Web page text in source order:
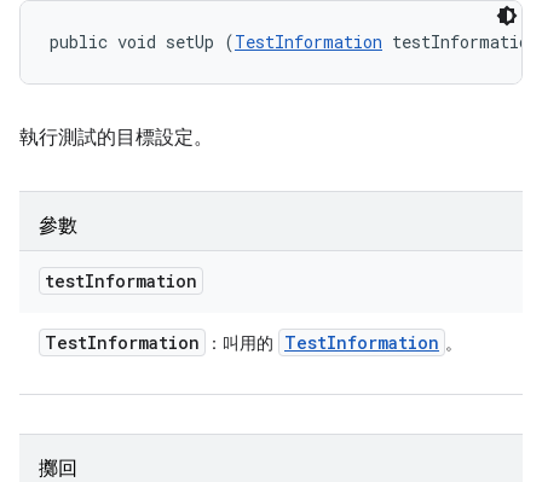
public void setUp (TestInformation
執行測試的目標設定。
參數
testInformation
TestInformation ：叫用的 TestInformation 。
擲回